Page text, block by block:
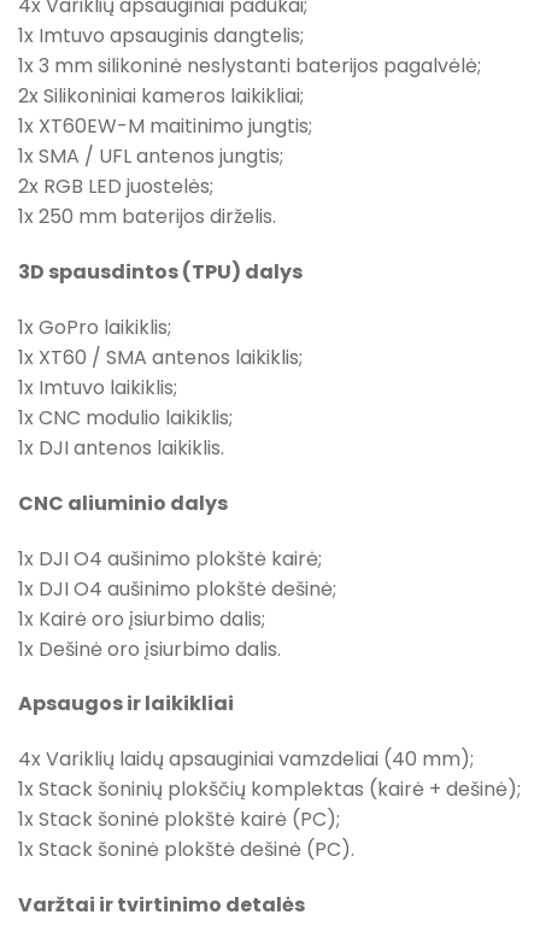
4x Variklių apsauginiai padukai;
1x Imtuvo apsauginis dangtelis;
1x 3 mm silikoninė neslystanti baterijos pagalvėlė;
2x Silikoniniai kameros laikikliai;
1x XT60EW-M maitinimo jungtis;
1x SMA / UFL antenos jungtis;
2x RGB LED juostelės;
1x 250 mm baterijos dirželis.
3D spausdintos (TPU) dalys
1x GoPro laikiklis;
1x XT60 / SMA antenos laikiklis;
1x Imtuvo laikiklis;
1x CNC modulio laikiklis;
1x DJI antenos laikiklis.
CNC aliuminio dalys
1x DJI O4 aušinimo plokštė kairė;
1x DJI O4 aušinimo plokštė dešinė;
1x Kairė oro įsiurbimo dalis;
1x Dešinė oro įsiurbimo dalis.
Apsaugos ir laikikliai
4x Variklių laidų apsauginiai vamzdeliai (40 mm);
1x Stack šoninių plokščių komplektas (kairė + dešinė);
1x Stack šoninė plokštė kairė (PC);
1x Stack šoninė plokštė dešinė (PC).
Varžtai ir tvirtinimo detalės